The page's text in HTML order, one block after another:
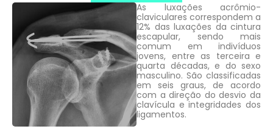
As luxações acrômio-
claviculares correspondem a
12% das luxações da cintura
escapular, sendo mais
comum em indivíduos
jovens, entre as terceira e
quarta décadas, e do sexo
masculino. São classificadas
em seis graus, de acordo
com a direção do desvio da
clavícula e integridades dos
ligamentos.